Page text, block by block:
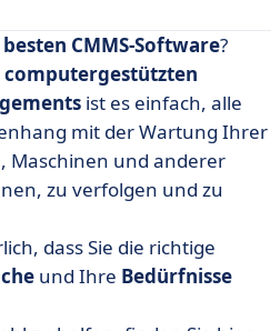
CMMS-Software im Jahr
besten CMMS-Software?
computergestützten
ist es einfach, alle
mit der Wartung Ihrer
Maschinen und anderer
zu verfolgen und zu
dass Sie die richtige
und Ihre Bedürfnisse